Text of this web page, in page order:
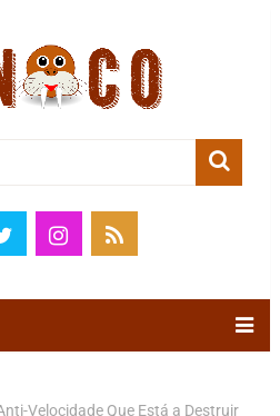
Velocidade Que Está a Destruir